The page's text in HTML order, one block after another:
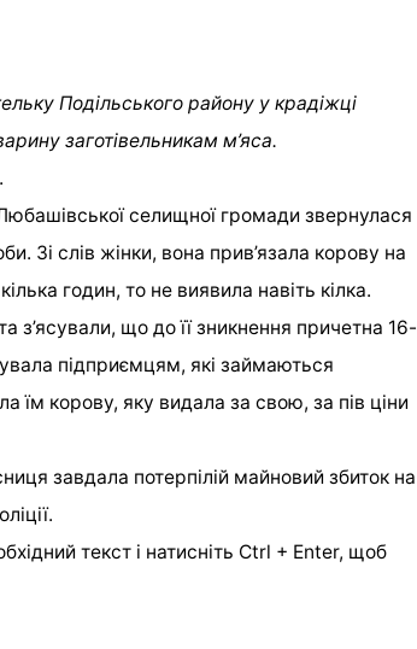
Подільського району у крадіжці
заготівельникам м’яса.
селищної громади звернулася
Зі слів жінки, вона прив’язала корову на
годин, то не виявила навіть кілка.
з’ясували, що до її зникнення причетна 16-
підприємцям, які займаються
їм корову, яку видала за свою, за пів ціни
завдала потерпілій майновий збиток на
текст і натисніть Ctrl + Enter, щоб